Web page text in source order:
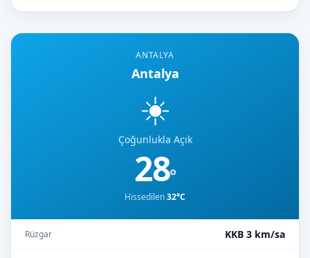
ANTALYA
Antalya
☀️
Çoğunlukla Açık
28°
Hissedilen32°C
Rüzgar KKB 3 km/sa